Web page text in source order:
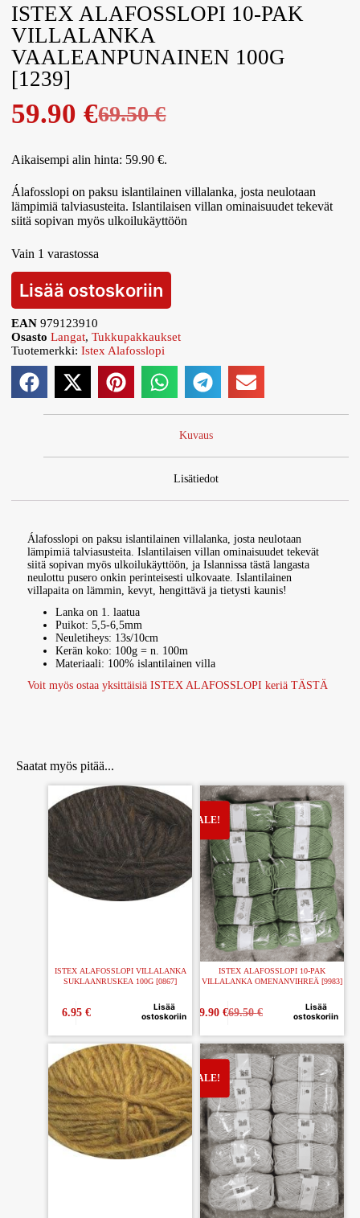
ISTEX ALAFOSSLOPI 10-PAK
VILLALANKA
VAALEANPUNAINEN 100G
[1239]
69.50€
59.90€
Aikaisempi alin hinta: 59.90€.
Álafosslopi on paksu islantilainen villalanka, josta neulotaan
lämpimiä talviasusteita. Islantilaisen villan ominaisuudet tekevät
siitä sopivan myös ulkoilukäyttöön
Vain 1 varastossa
Lisää ostoskoriin
EAN979123910
Osasto Langat,Tukkupakkaukset
Tuotemerkki:Istex Alafosslopi
Kuvaus
Lisätiedot
Álafosslopi on paksu islantilainen villalanka, josta neulotaan
lämpimiä talviasusteita. Islantilaisen villan ominaisuudet tekevät
siitä sopivan myös ulkoilukäyttöön, ja Islannissa tästä langasta
neulottu pusero onkin perinteisesti ulkovaate. Islantilainen
villapaita on lämmin, kevyt, hengittävä ja tietysti kaunis!
Lanka on 1. laatua
Puikot: 5,5-6,5mm
Neuletiheys: 13s/10cm
Kerän koko: 100g = n. 100m
Materiaali: 100% islantilainen villa
Voit myös ostaa yksittäisiä ISTEX ALAFOSSLOPI keriä TÄSTÄ
Saatat myös pitää...
ISTEX ALAFOSSLOPI VILLALANKA
SUKLAANRUSKEA 100G [0867]
6.95 €
Lisää
ostoskoriin
ISTEX ALAFOSSLOPI 10-PAK
VILLALANKA OMENANVIHREÄ [9983]
69.50€
59.90 €
Lisää
ostoskoriin